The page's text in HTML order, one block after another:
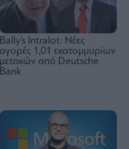
Bally’s Intralot: Νέες
αγορές 1,01 εκατομμυρίων
μετοχών από Deutsche
Bank